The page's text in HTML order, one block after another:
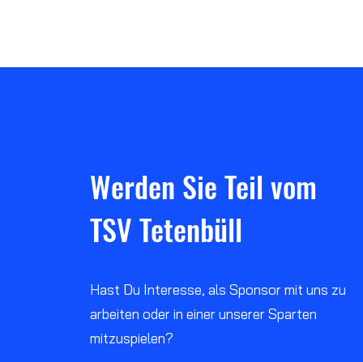
Werden Sie Teil vom
TSV Tetenbüll
Hast Du Interesse, als Sponsor mit uns zu
arbeiten oder in einer unserer Sparten
mitzuspielen?